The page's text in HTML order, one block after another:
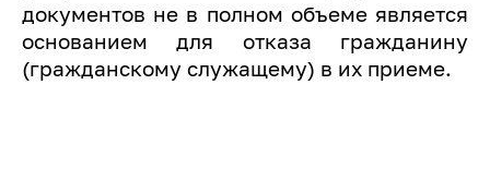
документов не в полном объеме является
основанием для отказа гражданину
(гражданскому служащему) в их приеме.